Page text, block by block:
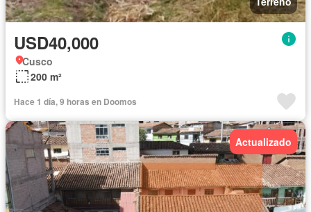
USD40,000
Cusco
200 m²
Hace 1 día, 9 horas en Doomos
Actualizado